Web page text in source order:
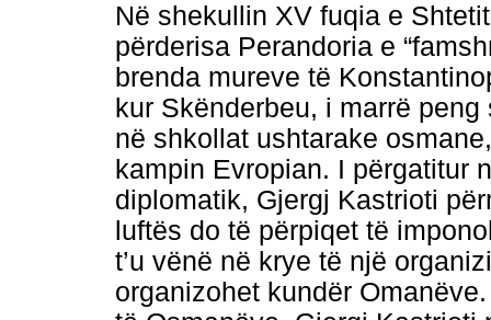
Në shekullin XV fuqia e
përderisa Perandoria e
brenda mureve të
kur Skënderbeu, i marrë
në shkollat ushtarake
kampin Evropian. I përgatitur
diplomatik, Gjergj Kastrioti
luftës do të përpiqet të
t’u vënë në krye të një
organizohet kundër